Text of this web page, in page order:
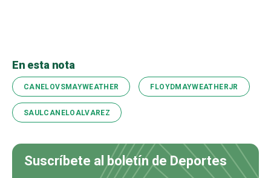
En esta nota
CANELOVSMAYWEATHER FLOYDMAYWEATHERJR
SAULCANELOALVAREZ
Suscríbete al boletín de Deportes